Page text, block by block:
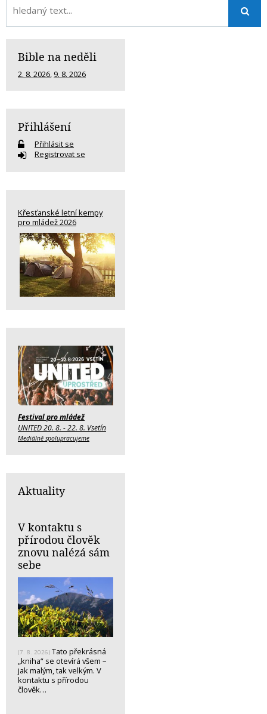
Bible na neděli
2. 8. 2026, 9. 8. 2026
Přihlášení
Přihlásit se
Registrovat se
Křesťanské letní kempy
pro mládež 2026
Festival pro mládež
UNITED 20. 8. - 22. 8. Vsetín
Mediálně spolupracujeme
Aktuality
V kontaktu s
přírodou člověk
znovu nalézá sám
sebe
(7. 8. 2026) Tato překrásná
„kniha“ se otevírá všem –
jak malým, tak velkým. V
kontaktu s přírodou
člověk…